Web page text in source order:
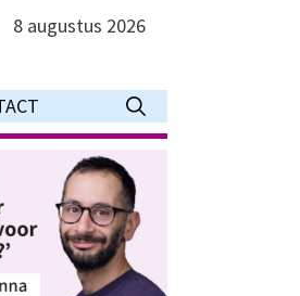
8 augustus 2026